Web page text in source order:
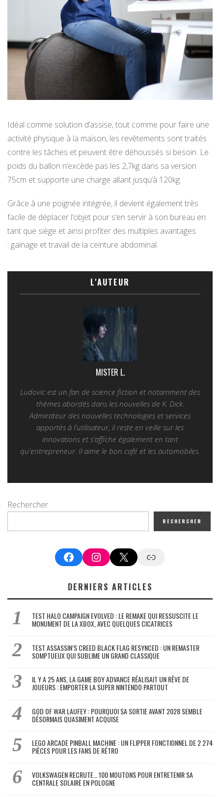
Idéal comme solution d’assise, tout comme pour faire une
activité physique à la maison, les revêtements sont traités
contre les tâches et peuvent être déhoussés si besoin. Le
poids du ballon n’excède pas les 2,7kg dans sa version
75cm et supporte une charge allant jusqu’à 120kg.
Grâce à une poignée intégrée, il devient également très
facile de déplacer l’objet pour s’en servir à son bureau en
tant que siège et ainsi profiter des multiples avantages
: gainage et travail de la ceinture abdominal.
L'AUTEUR
MISTER L.
Ludovic est un fan de science fiction et notamment des
thèmes abordés dans les nouvelles de K. Dick.
Admirateur des nouvelles technologies et services
apportés à l'utilisateur, il reste en veille sur les
innovations et s'affiche également en tant
qu'entrepreneur. Il aime le bon café et les automobiles.
Rechercher
RECHERCHER
FacebookInstagram
X Google News
DERNIERS ARTICLES
TEST HALO CAMPAIGN EVOLVED : LE REMAKE QUI RESSUSCITE LE
MONUMENT DE LA XBOX, AVEC QUELQUES CICATRICES
TEST ASSASSIN’S CREED BLACK FLAG RESYNCED : UN REMASTER
SOMPTUEUX QUI SUBLIME UN GRAND CLASSIQUE
IL Y A 25 ANS, LA GAME BOY ADVANCE RÉALISAIT UN RÊVE DE
JOUEURS : EMPORTER LA SUPER NINTENDO PARTOUT
GOD OF WAR LAUFEY : POURQUOI SA SORTIE AVANT 2028 SEMBLE
DÉSORMAIS QUASIMENT ACQUISE
LEGO ARCADE PINBALL MACHINE : UN FLIPPER FONCTIONNEL DE 2 274
PIÈCES POUR LES FANS DE RÉTRO
VOLKSWAGEN RECRUTE… 100 MOUTONS POUR ENTRETENIR SA
CENTRALE SOLAIRE EN POLOGNE